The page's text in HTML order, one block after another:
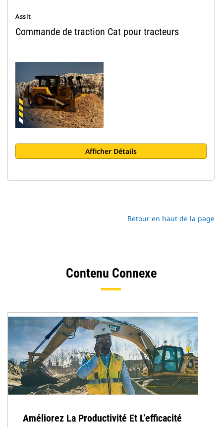
Assit
Commande de traction Cat pour tracteurs
Afficher Détails
Retour en haut de la page
Contenu Connexe
Améliorez La Productivité Et L’efficacité